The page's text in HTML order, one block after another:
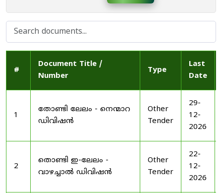
#
Document Title /
Number
Type
Last
Date
1
തോണ്ടി ലേലം - നെന്മാറ
ഡിവിഷൻ
Other
Tender
29-
12-
2026
2
തൊണ്ടി ഇ-ലേലം -
വാഴച്ചാൽ ഡിവിഷൻ
Other
Tender
22-
12-
2026